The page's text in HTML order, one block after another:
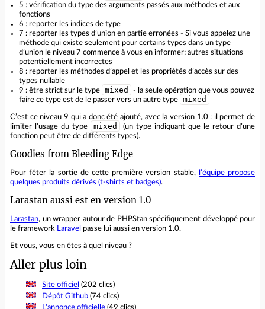
5 : vérification du type des arguments passés aux méthodes et aux
fonctions
6 : reporter les indices de type
7 : reporter les types d’union en partie erronées - Si vous appelez une
méthode qui existe seulement pour certains types dans un type
d’union le niveau 7 commence à vous en informer; autres situations
potentiellement incorrectes
8 : reporter les méthodes d’appel et les propriétés d’accès sur des
types nullable
9 : être strict sur le type
mixed
- la seule opération que vous pouvez
faire ce type est de le passer vers un autre type
mixed
C’est ce niveau 9 qui a donc été ajouté, avec la version 1.0 : il permet de
limiter l’usage du type
mixed
(un type indiquant que le retour d’une
fonction peut être de différents types).
Goodies from Bleeding Edge
Pour fêter la sortie de cette première version stable,
l’équipe propose
quelques produits dérivés (t-shirts et badges).
Larastan aussi est en version 1.0
Larastan, un wrapper autour de PHPStan spécifiquement développé pour
le framework
Laravel passe lui aussi en version 1.0.
Et vous, vous en êtes à quel niveau ?
Aller plus loin
Site officiel (202 clics)
Dépôt Github(74 clics)
L'annonce officielle(49 clics)